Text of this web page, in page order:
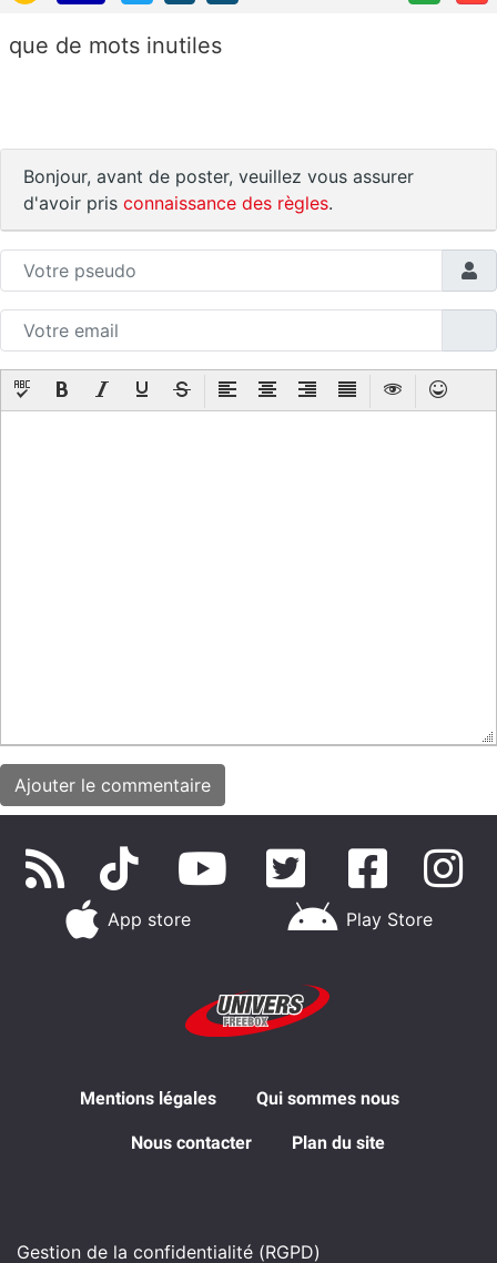
que de mots inutiles
Bonjour, avant de poster, veuillez vous assurer
d'avoir pris connaissance des règles.
App store Play Store
Mentions légales Qui sommes nous
Nous contacter Plan du site
Gestion de la confidentialité (RGPD)